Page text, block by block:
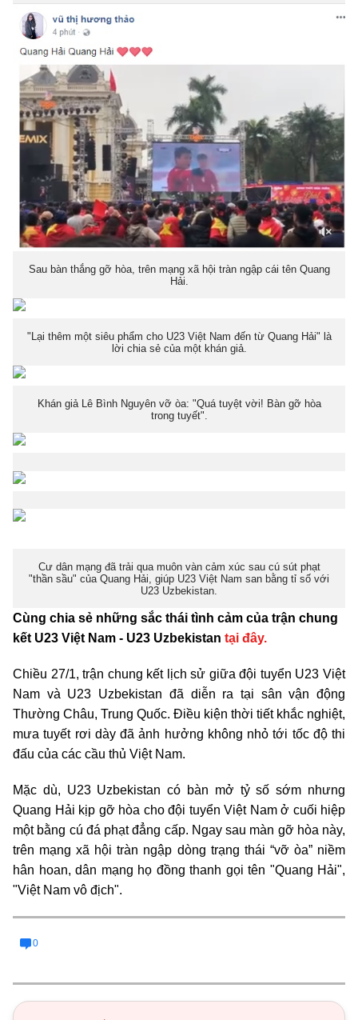
Sau bàn thắng gỡ hòa, trên mạng xã hội tràn ngập cái tên Quang
Hải.
"Lại thêm một siêu phẩm cho U23 Việt Nam đến từ Quang Hải" là
lời chia sẻ của một khán giả.
Khán giả Lê Bình Nguyên vỡ òa: "Quá tuyệt vời! Bàn gỡ hòa
trong tuyết".
Cư dân mạng đã trải qua muôn vàn cảm xúc sau cú sút phạt
"thần sầu" của Quang Hải, giúp U23 Việt Nam san bằng tỉ số với
U23 Uzbekistan.
Cùng chia sẻ những sắc thái tình cảm của trận chung
kết U23 Việt Nam - U23 Uzbekistan tại đây.
Chiều 27/1, trận chung kết lịch sử giữa đội tuyển U23 Việt
Nam và U23 Uzbekistan đã diễn ra tại sân vận động
Thường Châu, Trung Quốc. Điều kiện thời tiết khắc nghiệt,
mưa tuyết rơi dày đã ảnh hưởng không nhỏ tới tốc độ thi
đấu của các cầu thủ Việt Nam.
Mặc dù, U23 Uzbekistan có bàn mở tỷ số sớm nhưng
Quang Hải kịp gỡ hòa cho đội tuyển Việt Nam ở cuối hiệp
một bằng cú đá phạt đẳng cấp. Ngay sau màn gỡ hòa này,
trên mạng xã hội tràn ngập dòng trạng thái “vỡ òa” niềm
hân hoan, dân mạng họ đồng thanh gọi tên "Quang Hải",
"Việt Nam vô địch".
0